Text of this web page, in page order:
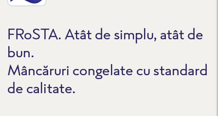
FRoSTA. Atât de simplu, atât de
bun.
Mâncăruri congelate cu standard
de calitate.